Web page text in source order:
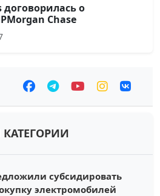
о
Chase
субсидировать
электромобилей